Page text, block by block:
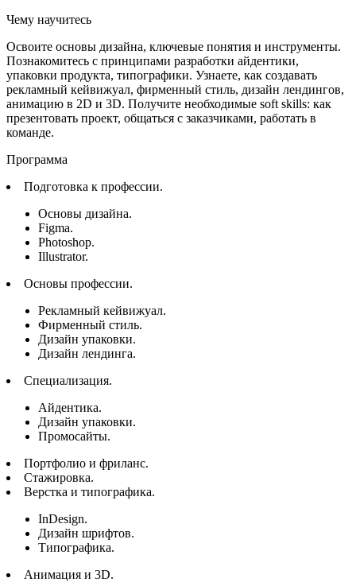
Чему научитесь
Освоите основы дизайна, ключевые понятия и инструменты.
Познакомитесь с принципами разработки айдентики,
упаковки продукта, типографики. Узнаете, как создавать
рекламный кейвижуал, фирменный стиль, дизайн лендингов,
анимацию в 2D и 3D. Получите необходимые soft skills: как
презентовать проект, общаться с заказчиками, работать в
команде.
Программа
Подготовка к профессии.
Основы дизайна.
Figma.
Photoshop.
Illustrator.
Основы профессии.
Рекламный кейвижуал.
Фирменный стиль.
Дизайн упаковки.
Дизайн лендинга.
Специализация.
Айдентика.
Дизайн упаковки.
Промосайты.
Портфолио и фриланс.
Стажировка.
Верстка и типографика.
InDesign.
Дизайн шрифтов.
Типографика.
Анимация и 3D.